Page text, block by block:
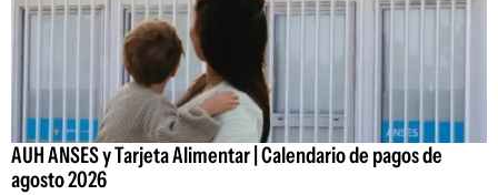
AUH ANSES y Tarjeta Alimentar | Calendario de pagos de
agosto 2026